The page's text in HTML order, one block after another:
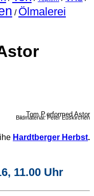
/ Ölmalerei
Tom P.erformed Astor
Bildmaterial: Peter Euskirchen
Hardtberger Herbst.
11.00 Uhr